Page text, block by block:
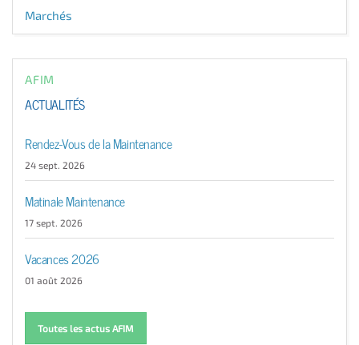
Marchés
AFIM
ACTUALITÉS
Rendez-Vous de la Maintenance
24 sept. 2026
Matinale Maintenance
17 sept. 2026
Vacances 2026
01 août 2026
Toutes les actus AFIM